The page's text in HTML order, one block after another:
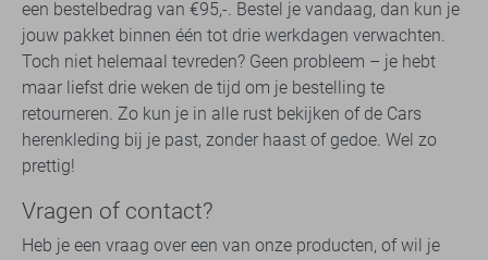
een bestelbedrag van €95,-. Bestel je vandaag, dan kun je
jouw pakket binnen één tot drie werkdagen verwachten.
Toch niet helemaal tevreden? Geen probleem – je hebt
maar liefst drie weken de tijd om je bestelling te
retourneren. Zo kun je in alle rust bekijken of de Cars
herenkleding bij je past, zonder haast of gedoe. Wel zo
prettig!
Vragen of contact?
Heb je een vraag over een van onze producten, of wil je